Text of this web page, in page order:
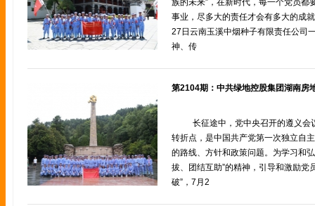
族的未来”，在新时代，每一个党员都
事业，尽多大的责任才会有多大的成
27日云南玉溪中烟种子有限责任公司
神、传
长征途中，党中央召开的遵义会
转折点，是中国共产党第一次独立自
的路线、方针和政策问题。为学习和
拔、团结互助”的精神，引导和激励党
破”，7月2